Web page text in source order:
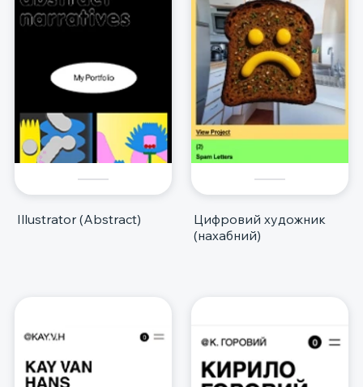
Illustrator (Abstract)
Цифровий художник
(нахабний)